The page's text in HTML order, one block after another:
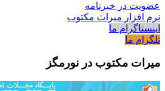
عضویت در خبرنامه
نرم افزار میراث مکتوب
اینستاگرام ما
تلگرام ما
میرات مکتوب در نورمگز